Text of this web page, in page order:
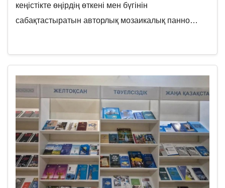
кеңістікте өңірдің өткені мен бүгінін
сабақтастыратын авторлық мозаикалық панно…